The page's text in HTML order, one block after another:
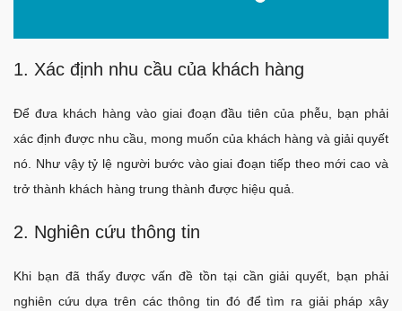
1. Xác định nhu cầu của khách hàng
Để đưa khách hàng vào giai đoạn đầu tiên của phễu, bạn phải
xác định được nhu cầu, mong muốn của khách hàng và giải quyết
nó. Như vậy tỷ lệ người bước vào giai đoạn tiếp theo mới cao và
trở thành khách hàng trung thành được hiệu quả.
2. Nghiên cứu thông tin
Khi bạn đã thấy được vấn đề tồn tại cần giải quyết, bạn phải
nghiên cứu dựa trên các thông tin đó để tìm ra giải pháp xây